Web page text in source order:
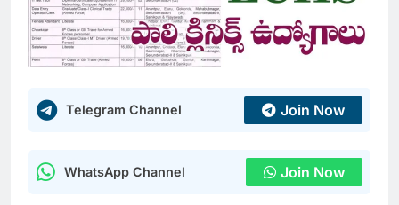
Telegram Channel Join Now
WhatsApp Channel Join Now